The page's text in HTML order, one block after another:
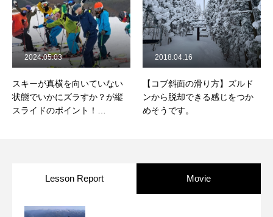
スキーが真横を向いていない
状態でいかにズラすか？が縦
スライドのポイント！
2024.05.03
【コブ斜面の滑り方】ズルド
ンから脱却できる感じをつか
めそうです。
2018.04.16
Lesson Report Movie